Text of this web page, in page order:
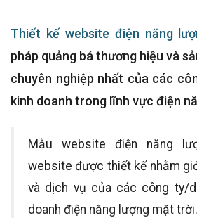
Thiết kế website điện năng
pháp quảng bá thương hiệu và
chuyên nghiệp nhất của các
kinh doanh trong lĩnh vực điện
Mẫu website điện năng
website được thiết kế nhằm
và dịch vụ của các công ty/
doanh điện năng lượng mặt trời.